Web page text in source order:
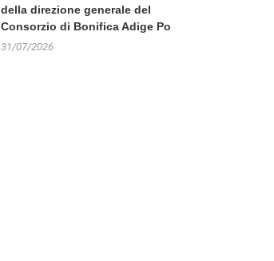
della direzione generale del
Consorzio di Bonifica Adige Po
31/07/2026